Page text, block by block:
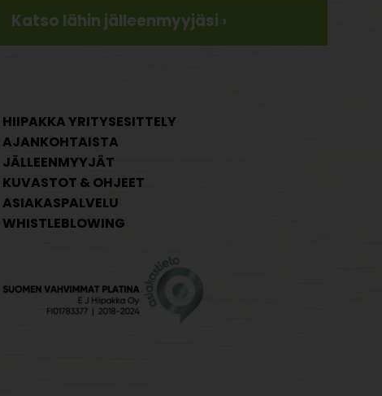
Katso lähin jälleenmyyjäsi ›
HIIPAKKA YRITYSESITTELY
AJANKOHTAISTA
JÄLLEENMYYJÄT
KUVASTOT & OHJEET
ASIAKASPALVELU
WHISTLEBLOWING